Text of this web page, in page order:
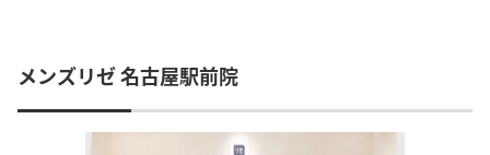
メンズリゼ 名古屋駅前院